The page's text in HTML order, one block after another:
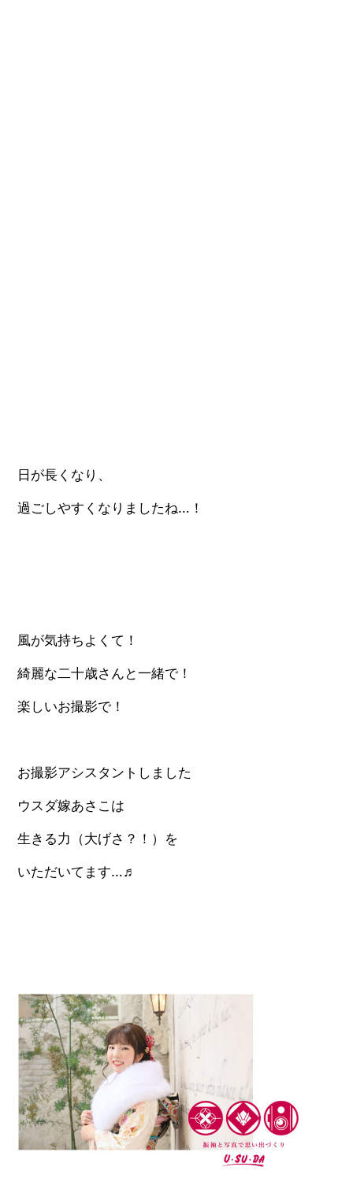
日が長くなり、
過ごしやすくなりましたね…！
風が気持ちよくて！
綺麗な二十歳さんと一緒で！
楽しいお撮影で！
お撮影アシスタントしました
ウスダ嫁あさこは
生きる力（大げさ？！）を
いただいてます…♬